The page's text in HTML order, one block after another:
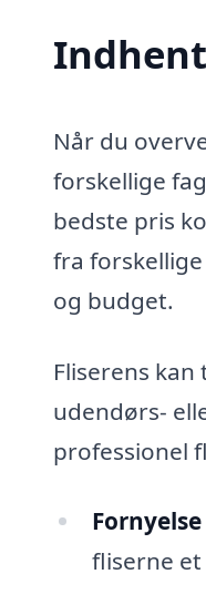
Når du
forskellige
bedste pris
fra
og budget.
Fliserens
udendørs-
professionel
fliserne